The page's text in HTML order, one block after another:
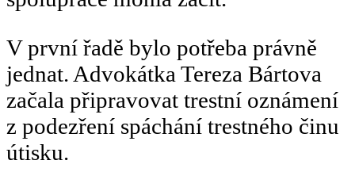
V první řadě bylo potřeba právně
jednat. Advokátka Tereza Bártova
začala připravovat trestní oznámení
z podezření spáchání trestného činu
útisku.